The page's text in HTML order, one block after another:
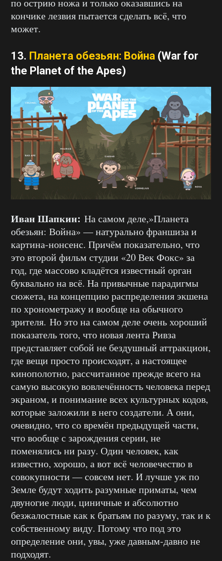
кончике лезвия пытается сделать всё, что
может.
13. Планета обезьян: Война (War for
the Planet of the Apes)
Иван Шапкин: На самом деле,»Планета
обезьян: Война» — натурально франшиза и
картина-нонсенс. Причём показательно, что
это второй фильм студии «20 Век Фокс» за
год, где массово кладётся известный орган
буквально на всё. На привычные парадигмы
сюжета, на концепцию распределения экшена
по хронометражу и вообще на обычного
зрителя. Но это на самом деле очень хороший
показатель того, что новая лента Ривза
представляет собой не бездушный аттракцион,
где вещи просто происходят, а настоящее
кинополотно, рассчитанное прежде всего на
самую высокую вовлечённость человека перед
экраном, и понимание всех культурных кодов,
которые заложили в него создатели. А они,
очевидно, что со времён предыдущей части,
что вообще с зарождения серии, не
поменялись ни разу. Один человек, как
известно, хорошо, а вот всё человечество в
совокупности — совсем нет. И лучше уж по
Земле будут ходить разумные приматы, чем
двуногие люди, циничные и абсолютно
безжалостные как к братьям по разуму, так и к
собственному виду. Потому что под это
определение они, увы, уже давным-давно не
подходят.